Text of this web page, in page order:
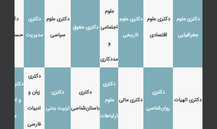
دکتری علوم
جغرافیایی
دکتری علوم
اقتصادی
دکتری علوم
تاریخی
علوم
اجتماعی
و
مددکاری
دکتری حقوق
دکتری علوم
سیاسی
دکتری
مدیریت
دکتری
حسابداری
دکتری الهیات
دکتری
روان‌شناسی
دکتری مالی
دکتری
علوم
ارتباطات
دکتری
باستان‌شناسی
دکتری
تربیت بدنی
دکتری
زبان و
ادبیات
فارسی
دکتری زبان
و ادبیات
عرب